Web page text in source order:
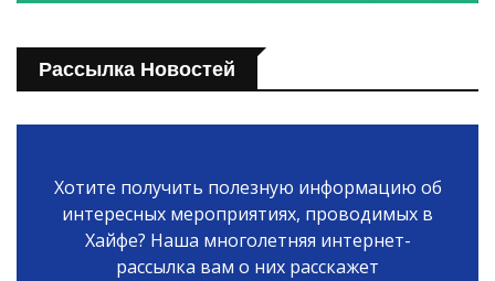
Рассылка Новостей
Хотите получить полезную информацию об
интересных мероприятиях, проводимых в
Хайфе? Наша многолетняя интернет-
рассылка вам о них расскажет